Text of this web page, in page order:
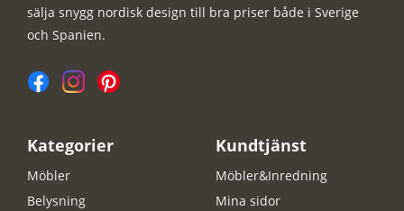
sälja snygg nordisk design till bra priser både i Sverige
och Spanien.
Kategorier
Möbler
Belysning
Kundtjänst
Möbler&Inredning
Mina sidor